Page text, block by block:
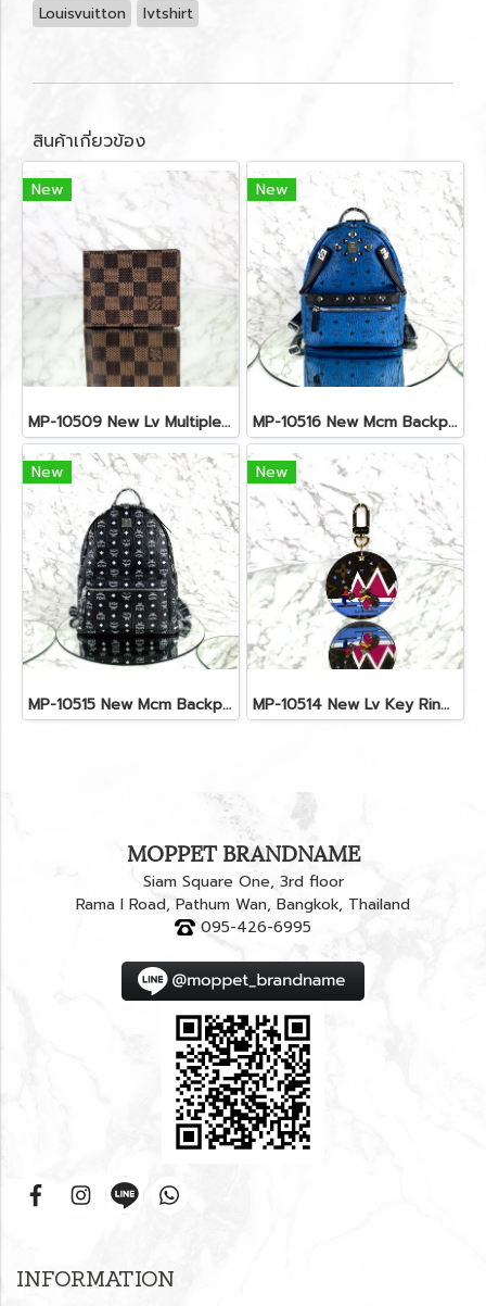
Louisvuitton lvtshirt
สินค้าเกี่ยวข้อง
New
MP-10509 New Lv Multiple Men Wallet Damier
New
MP-10516 New Mcm Backpack Small Blue/Black Shw
New
MP-10515 New Mcm Backpack Size M Black Shw
New
MP-10514 New Lv Key Ring Chrismas 2018 Monogram Ghw
MOPPET BRANDNAME
Siam Square One, 3rd floor
Rama I Road, Pathum Wan, Bangkok, Thailand
095-426-6995
INFORMATION